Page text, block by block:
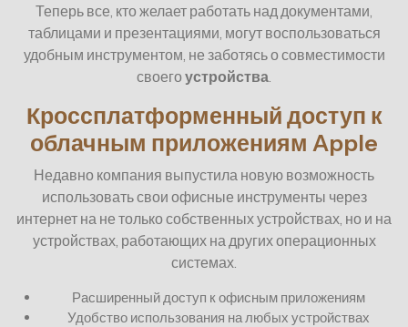
Теперь все, кто желает работать над документами,
таблицами и презентациями, могут воспользоваться
удобным инструментом, не заботясь о совместимости
своегоустройства
Кроссплатформенный доступ к
облачным приложениям Apple
Недавно компания выпустила новую возможность
использовать свои офисные инструменты через
интернет на не только собственных устройствах, но и на
устройствах, работающих на других операционных
системах.
Расширенный доступ к офисным приложениям
Удобство использования на любых устройствах